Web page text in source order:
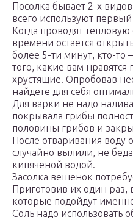
Посолка бывает 2-х
всего используют первый
Когда проводят
времени остается
более 5-ти минут, кто-то
того, какие вам
хрустящие. Опробовав
найдете для себя
Для варки не надо
покрывала грибы
половины грибов и
После отваривания воду
случайно вылили, не
кипяченой водой.
Засолка вешенок
Приготовив их один раз,
которые подойдут
Соль надо использовать